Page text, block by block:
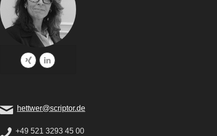
hettwer@scriptor.de
+49 521 3293 45 00